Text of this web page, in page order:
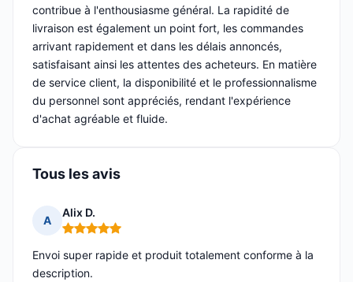
contribue à l'enthousiasme général. La rapidité de
livraison est également un point fort, les commandes
arrivant rapidement et dans les délais annoncés,
satisfaisant ainsi les attentes des acheteurs. En matière
de service client, la disponibilité et le professionnalisme
du personnel sont appréciés, rendant l'expérience
d'achat agréable et fluide.
Tous les avis
A
Alix D.
Note : 5 sur 5
Envoi super rapide et produit totalement conforme à la
description.